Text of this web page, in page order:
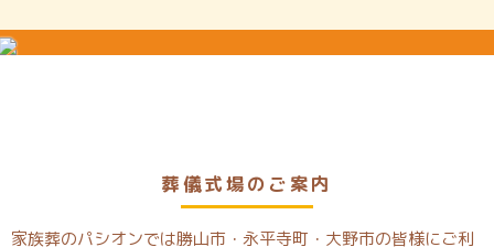
葬儀式場のご案内
家族葬のパシオンでは勝山市・永平寺町・大野市の皆様にご利